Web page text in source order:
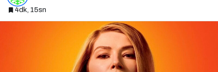
4dk, 15sn